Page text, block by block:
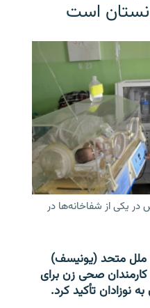
است
یکی از شفاخانه‌ها در
ملل متحد (یونیسف)
صحی زن برای
نوزادان تأکید کرد.